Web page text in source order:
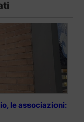
le associazioni: